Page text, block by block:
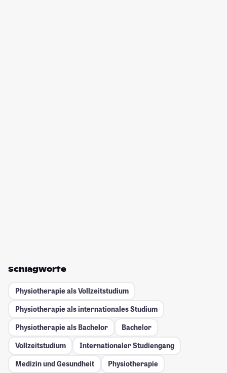
Schlagworte
Physiotherapie als Vollzeitstudium
Physiotherapie als internationales Studium
Physiotherapie als Bachelor
Bachelor
Vollzeitstudium
Internationaler Studiengang
Medizin und Gesundheit
Physiotherapie